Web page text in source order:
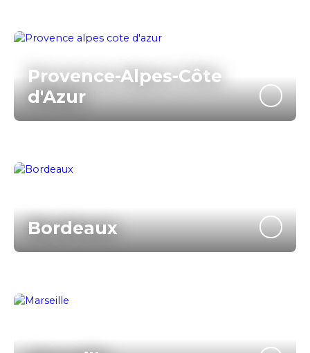
Provence-Alpes-Côte
d'Azur
Bordeaux